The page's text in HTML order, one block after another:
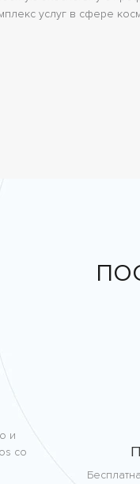
услуг в сфере
и
со